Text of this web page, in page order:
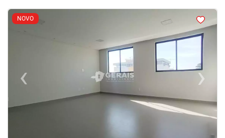
NOVO
< <<<
‹Previous ›Next